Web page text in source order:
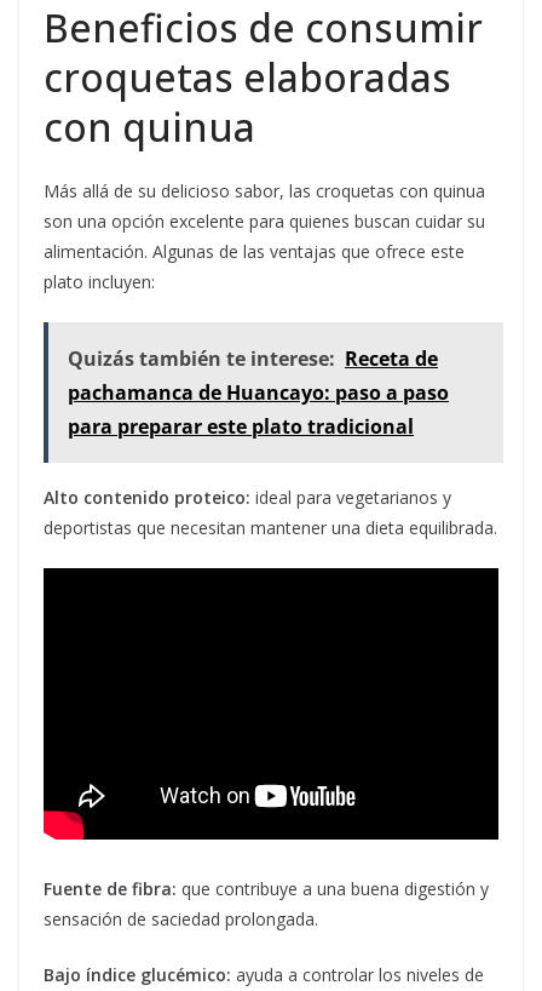
Beneficios de consumir
croquetas elaboradas
con quinua
Más allá de su delicioso sabor, las croquetas con quinua
son una opción excelente para quienes buscan cuidar su
alimentación. Algunas de las ventajas que ofrece este
plato incluyen:
Quizás también te interese: Receta de
pachamanca de Huancayo: paso a paso
para preparar este plato tradicional
Alto contenido proteico: ideal para vegetarianos y
deportistas que necesitan mantener una dieta equilibrada.
Fuente de fibra: que contribuye a una buena digestión y
sensación de saciedad prolongada.
Bajo índice glucémico: ayuda a controlar los niveles de